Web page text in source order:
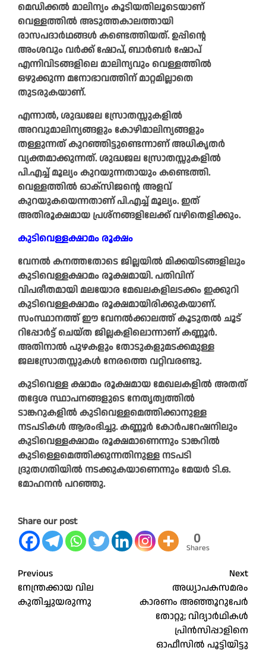
മെഡിക്കല്‍ മാലിന്യം കൂടിയതിലൂടെയാണ്
വെള്ളത്തില്‍ അടുത്തകാലത്തായി
രാസപദാര്‍ഥങ്ങള്‍ കണ്ടെത്തിയത്. ഉപ്പിന്റെ
അംശവും വര്‍ക്ക് ഷോപ്, ബാര്‍ബര്‍ ഷോപ്
എന്നിവിടങ്ങളിലെ മാലിന്യവും വെള്ളത്തില്‍
ഒഴുക്കുന്ന മനോഭാവത്തിന് മാറ്റമില്ലാതെ
തുടരുകയാണ്.
എന്നാല്‍, ശുദ്ധജല സ്രോതസ്സുകളില്‍
അറവുമാലിന്യങ്ങളും കോഴിമാലിന്യങ്ങളും
തള്ളുന്നത് കുറഞ്ഞിട്ടുണ്ടെന്നാണ് അധികൃതര്‍
വ്യക്തമാക്കുന്നത്. ശുദ്ധജല സ്രോതസ്സുകളില്‍
പി.എച്ച് മൂല്യം കുറയുന്നതായും കണ്ടെത്തി.
വെള്ളത്തില്‍ ഓക്സിജന്റെ അളവ്
കുറയുകയെന്നതാണ് പി.എച്ച് മൂല്യം. ഇത്
അതിരൂക്ഷമായ പ്രശ്നങ്ങളിലേക്ക് വഴിതെളിക്കും.
കുടിവെള്ളക്ഷാമം രൂക്ഷം
വേനൽ കനത്തതോടെ ജില്ലയിൽ മിക്കയിടങ്ങളിലും
കുടിവെള്ളക്ഷാമം രൂക്ഷമായി. പതിവിന്
വിപരീതമായി മലയോര മേഖലകളിലടക്കം ഇക്കുറി
കുടിവെള്ളക്ഷാമം രൂക്ഷമായിരിക്കുകയാണ്.
സംസ്ഥാനത്ത് ഈ വേനൽക്കാലത്ത് കൂടുതൽ ചൂട്
റിപ്പോർട്ട് ചെയ്ത ജില്ലകളിലൊന്നാണ് കണ്ണൂർ.
അതിനാൽ പുഴകളും തോടുകളുമടക്കമുള്ള
ജലസ്രോതസ്സുകൾ നേരത്തെ വറ്റിവരണ്ടു.
കുടിവെള്ള ക്ഷാമം രൂക്ഷമായ മേഖലകളിൽ അതത്
തദ്ദേശ സ്ഥാപനങ്ങളുടെ നേതൃത്വത്തിൽ
ടാങ്കറുകളിൽ കുടിവെള്ളമെത്തിക്കാനുള്ള
നടപടികൾ ആരംഭിച്ചു. കണ്ണൂർ കോർപറേഷനിലും
കുടിവെള്ളക്ഷാമം രൂക്ഷമാണെന്നും ടാങ്കറിൽ
കുടിള്ളെമെത്തിക്കുന്നതിനുള്ള നടപടി
ദ്രുതഗതിയിൽ നടക്കുകയാണെന്നും മേയർ ടി.ഒ.
മോഹനൻ പറഞ്ഞു.
Share our post
0
Shares
Post
navigation
Previous
നേന്ത്രക്കായ വില
കുതിച്ചുയരുന്നു
Next
അധ്യാപകസമരം
കാരണം അഞ്ഞൂറുപേർ
തോറ്റു; വിദ്യാർഥികൾ
പ്രിന്‍സിപ്പാളിനെ
ഓഫീസില്‍ പൂട്ടിയിട്ടു